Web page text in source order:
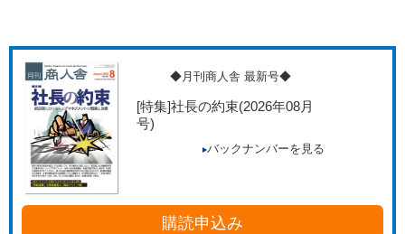
◆月刊商人舎 最新号◆
[特集]社長の約束(2026年08月
号)
バックナンバーを見る
購読申込み